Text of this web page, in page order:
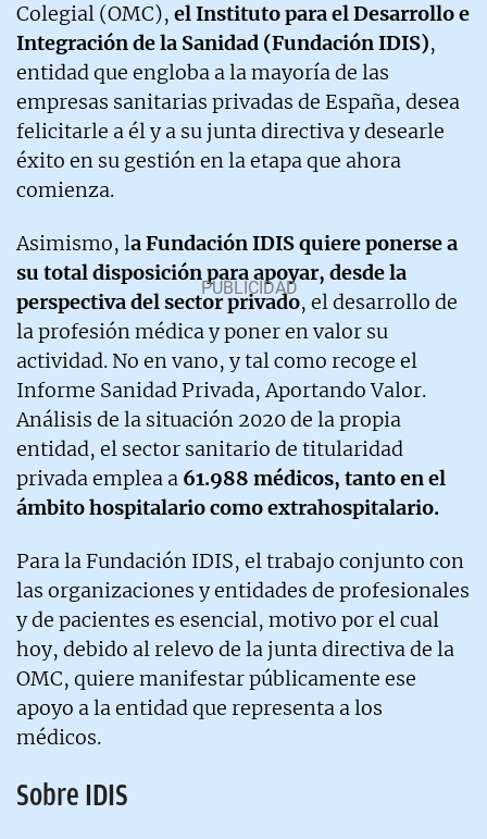
Colegial (OMC), el Instituto para el Desarrollo e
Integración de la Sanidad (Fundación IDIS),
entidad que engloba a la mayoría de las
empresas sanitarias privadas de España, desea
felicitarle a él y a su junta directiva y desearle
éxito en su gestión en la etapa que ahora
comienza.
Asimismo, la Fundación IDIS quiere ponerse a
su total disposición para apoyar, desde la
perspectiva del sector privado, el desarrollo de
la profesión médica y poner en valor su
actividad. No en vano, y tal como recoge el
Informe Sanidad Privada, Aportando Valor.
Análisis de la situación 2020 de la propia
entidad, el sector sanitario de titularidad
privada emplea a 61.988 médicos, tanto en el
ámbito hospitalario como extrahospitalario.
Para la Fundación IDIS, el trabajo conjunto con
las organizaciones y entidades de profesionales
y de pacientes es esencial, motivo por el cual
hoy, debido al relevo de la junta directiva de la
OMC, quiere manifestar públicamente ese
apoyo a la entidad que representa a los
médicos.
Sobre IDIS